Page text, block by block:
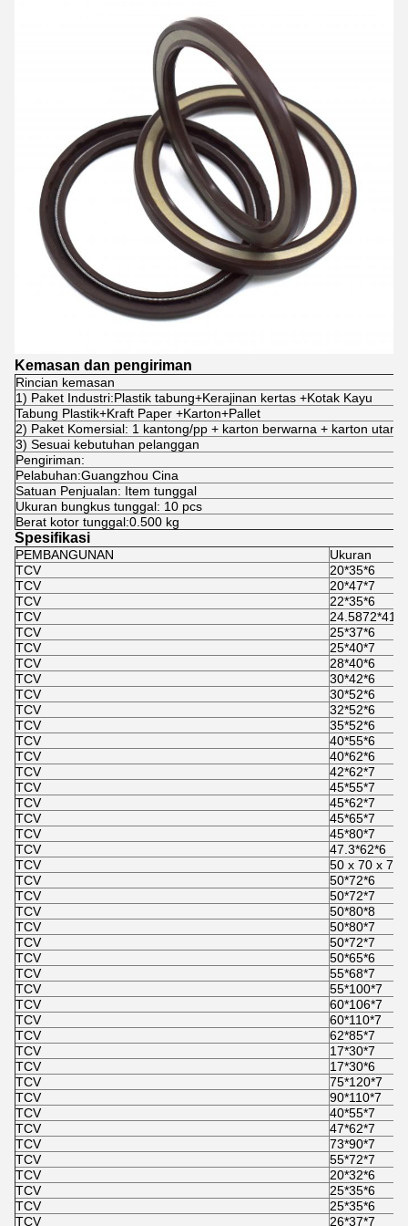
Kemasan dan pengiriman
Rincian kemasan
1) Paket Industri:Plastik tabung+Kerajinan kertas +Kotak Kayu
Tabung Plastik+Kraft Paper +Karton+Pallet
2) Paket Komersial: 1 kantong/pp + karton berwarna + karton
3) Sesuai kebutuhan pelanggan
Pengiriman:
Pelabuhan:Guangzhou Cina
Satuan Penjualan: Item tunggal
Ukuran bungkus tunggal: 10 pcs
Berat kotor tunggal:0.500 kg
Spesifikasi
PEMBANGUNAN
Ukuran
TCV
20*35*6
TCV
20*47*7
TCV
22*35*6
TCV
TCV
25*37*6
TCV
25*40*7
TCV
28*40*6
TCV
30*42*6
TCV
30*52*6
TCV
32*52*6
TCV
35*52*6
TCV
40*55*6
TCV
40*62*6
TCV
42*62*7
TCV
45*55*7
TCV
45*62*7
TCV
45*65*7
TCV
45*80*7
TCV
47.3*62*6
TCV
50 x 70 x 7
TCV
50*72*6
TCV
50*72*7
TCV
50*80*8
TCV
50*80*7
TCV
50*72*7
TCV
50*65*6
TCV
55*68*7
TCV
55*100*7
TCV
60*106*7
TCV
60*110*7
TCV
62*85*7
TCV
17*30*7
TCV
17*30*6
TCV
75*120*7
TCV
90*110*7
TCV
40*55*7
TCV
47*62*7
TCV
73*90*7
TCV
55*72*7
TCV
20*32*6
TCV
25*35*6
TCV
25*35*6
TCV
26*37*7